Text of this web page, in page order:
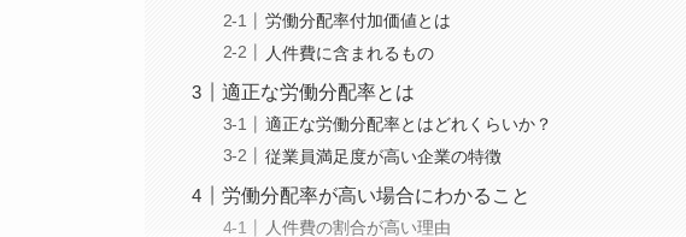
労働分配率付加価値とは
人件費に含まれるもの
適正な労働分配率とは
適正な労働分配率とはどれくらいか？
従業員満足度が高い企業の特徴
労働分配率が高い場合にわかること
人件費の割合が高い理由